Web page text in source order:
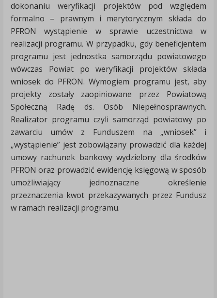
dokonaniu weryfikacji projektów pod względem
formalno – prawnym i merytorycznym składa do
PFRON wystąpienie w sprawie uczestnictwa w
realizacji programu. W przypadku, gdy beneficjentem
programu jest jednostka samorządu powiatowego
wówczas Powiat po weryfikacji projektów składa
wniosek do PFRON. Wymogiem programu jest, aby
projekty zostały zaopiniowane przez Powiatową
Społeczną Radę ds. Osób Niepełnosprawnych.
Realizator programu czyli samorząd powiatowy po
zawarciu umów z Funduszem na „wniosek” i
„wystąpienie” jest zobowiązany prowadzić dla każdej
umowy rachunek bankowy wydzielony dla środków
PFRON oraz prowadzić ewidencję księgową w sposób
umożliwiający jednoznaczne określenie
przeznaczenia kwot przekazywanych przez Fundusz
w ramach realizacji programu.